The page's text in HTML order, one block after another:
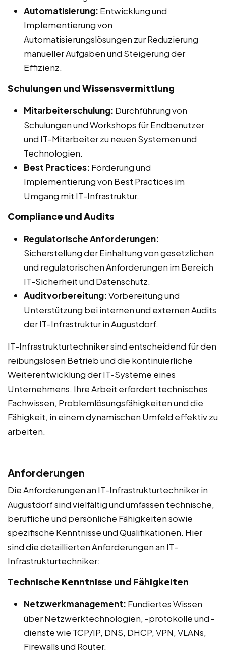
Automatisierung: Entwicklung und
Implementierung von
Automatisierungslösungen zur Reduzierung
manueller Aufgaben und Steigerung der
Effizienz.
Schulungen und Wissensvermittlung
Mitarbeiterschulung: Durchführung von
Schulungen und Workshops für Endbenutzer
und IT-Mitarbeiter zu neuen Systemen und
Technologien.
Best Practices: Förderung und
Implementierung von Best Practices im
Umgang mit IT-Infrastruktur.
Compliance und Audits
Regulatorische Anforderungen:
Sicherstellung der Einhaltung von gesetzlichen
und regulatorischen Anforderungen im Bereich
IT-Sicherheit und Datenschutz.
Auditvorbereitung:Vorbereitung und
Unterstützung bei internen und externen Audits
der IT-Infrastruktur in Augustdorf.
IT-Infrastrukturtechniker sind entscheidend für den
reibungslosen Betrieb und die kontinuierliche
Weiterentwicklung der IT-Systeme eines
Unternehmens. Ihre Arbeit erfordert technisches
Fachwissen, Problemlösungsfähigkeiten und die
Fähigkeit, in einem dynamischen Umfeld effektiv zu
arbeiten.
Anforderungen
Die Anforderungen an IT-Infrastrukturtechniker in
Augustdorf sind vielfältig und umfassen technische,
berufliche und persönliche Fähigkeiten sowie
spezifische Kenntnisse und Qualifikationen. Hier
sind die detaillierten Anforderungen an IT-
Infrastrukturtechniker:
Technische Kenntnisse und Fähigkeiten
Netzwerkmanagement: Fundiertes Wissen
über Netzwerktechnologien, -protokolle und -
dienste wie TCP/IP, DNS, DHCP, VPN, VLANs,
Firewalls und Router.